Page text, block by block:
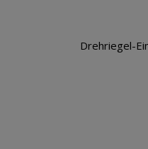
Warenkorb
Drehriegel-